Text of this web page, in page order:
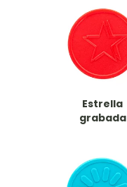
Estrella
grabada